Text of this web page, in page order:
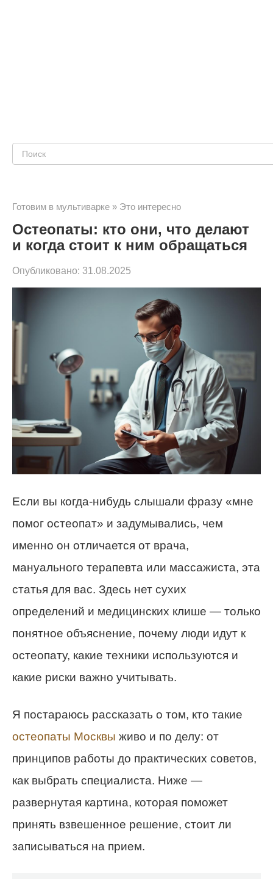
Поиск:
Готовим в мультиварке » Это интересно
Остеопаты: кто они, что делают
и когда стоит к ним обращаться
Опубликовано: 31.08.2025
Если вы когда-нибудь слышали фразу «мне
помог остеопат» и задумывались, чем
именно он отличается от врача,
мануального терапевта или массажиста, эта
статья для вас. Здесь нет сухих
определений и медицинских клише — только
понятное объяснение, почему люди идут к
остеопату, какие техники используются и
какие риски важно учитывать.
Я постараюсь рассказать о том, кто такие
остеопаты Москвы живо и по делу: от
принципов работы до практических советов,
как выбрать специалиста. Ниже —
развернутая картина, которая поможет
принять взвешенное решение, стоит ли
записываться на прием.